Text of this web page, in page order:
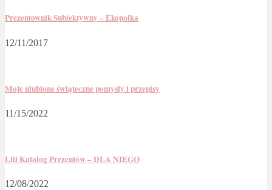
Prezentownik Subiektywny – Ekopolka
12/11/2017
Moje ulubione świąteczne pomysły i przepisy
11/15/2022
Lili Katalog Prezentów – DLA NIEGO
12/08/2022